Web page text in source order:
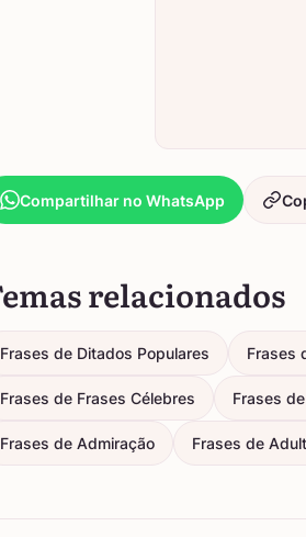
Compartilhar no WhatsApp
relacionados
Frases de Ditados Populares Frases
Frases de Frases Célebres Frases
Frases de Admiração Frases de